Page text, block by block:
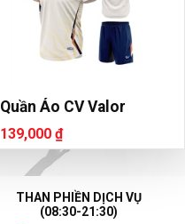
Quần Áo CV Valor
139,000 ₫
THAN PHIỀN DỊCH VỤ
(08:30-21:30)